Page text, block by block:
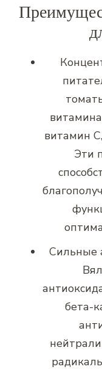
витамин
Эти
Сильные
бета-